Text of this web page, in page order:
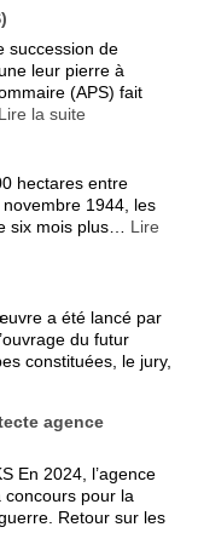
succession de
leur pierre à
(APS) fait
Lire la suite
hectares entre
1944, les
six mois plus… Lire
a été lancé par
du futur
constituées, le jury,
agence
En 2024, l’agence
concours pour la
Retour sur les